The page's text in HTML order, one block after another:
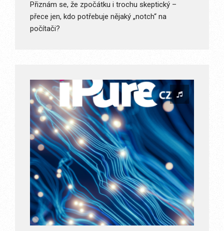
Přiznám se, že zpočátku i trochu skeptický –
přece jen, kdo potřebuje nějaký „notch“ na
počítači?